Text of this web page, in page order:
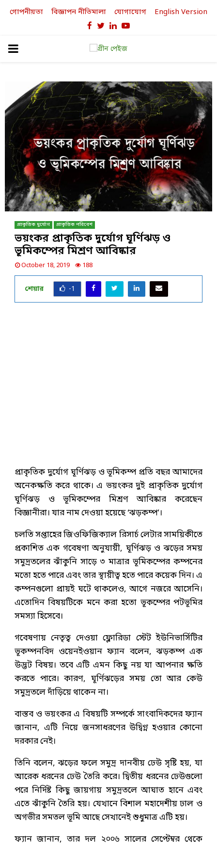
গোপনীয়তা বিজ্ঞাপন নীতিমালা যোগাযোগ English Version
Facebook
TwitterLinkedinYoutube
PRIMARY
প্রাকৃতিক দুর্যোগ প্রাকৃতিক পরিবেশ
ভয়ংকর প্রাকৃতিক দুর্যোগ ঘূর্ণিঝড় ও
ভূমিকম্পের মিশ্রণ আবিষ্কার
October 18, 2019 188
শেয়ার -1
প্রাকৃতিক দুর্যোগ ঘূর্ণিঝড় ও ভূমিকম্প প্রতি বছর আমাদের
অনেকক্ষতি করে থাকে। এ ভয়ংকর দুই প্রাকৃতিক দুর্যোগ
ঘূর্ণিঝড় ও ভূমিকম্পের মিশ্রণ আবিষ্কার করেছেন
বিজ্ঞানীরা। যার নাম দেওয়া হয়েছে ‘ঝড়কম্প’।
চলতি সপ্তাহের জিওফিজিক্যাল রিসার্চ লেটার সাময়িকীতে
প্রকাশিত এক গবেষণা অনুযায়ী, ঘূর্ণিঝড় ও ঝড়ের সময়
সমুদ্রতলের ঝাঁকুনি সাড়ে ৩ মাত্রার ভূমিকম্পের কম্পনের
মতো হতে পারে এবং তার স্থায়ীত্ব হতে পারে কয়েক দিন। এ
কম্পনগুলো প্রায়ই ঘটে থাকলেও, আগে নজরে আসেনি।
এতোদিন বিষয়টিকে মনে করা হতো ভূকম্পের পটভূমির
সমস্যা হিসেবে।
গবেষণায় নেতৃত্ব দেওয়া ফ্লোরিডা স্টেট ইউনিভার্সিটির
ভূকম্পনবিদ ওয়েনইওয়ান ফ্যান বলেন, ঝড়কম্প এক
উদ্ভট বিষয়। তবে এটি এমন কিছু নয় যা আপনার ক্ষতি
করতে পারে। কারণ, ঘূর্ণিঝড়ের সময় তো আর কেউ
সমুদ্রতলে দাঁড়িয়ে থাকেন না।
বাস্তব ও ভয়ংকর এ বিষয়টি সম্পর্কে সাংবাদিকদের ফ্যান
জানান, এটি নিয়ে জনসাধরণের উদ্বিগ্ন হওয়ার কোনো
দরকার নেই।
তিনি বলেন, ঝড়ের ফলে সমুদ্র দানবীয় ঢেউ সৃষ্টি হয়, যা
আরেক ধরনের ঢেউ তৈরি করে। দ্বিতীয় ধরনের ঢেউগুলো
পরে নির্দিষ্ট কিছু জায়গায় সমুদ্রতলে আঘাত হানে এবং
এতে ঝাঁকুনি তৈরি হয়। যেখানে বিশাল মহাদেশীয় ঢাল ও
অগভীর সমতল ভূমি আছে সেখানেই শুধুমাত্র এটি হয়।
ফ্যান জানান, তার দল ২০০৬ সালের সেপ্টেম্বর থেকে